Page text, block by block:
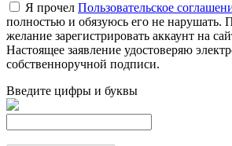
Я прочел Пользовательское
полностью и обязуюсь его не нарушать.
желание зарегистрировать аккаунт на
Настоящее заявление удостоверяю
собственноручной подписи.
Введите цифры и буквы